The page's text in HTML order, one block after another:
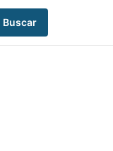
Buscar